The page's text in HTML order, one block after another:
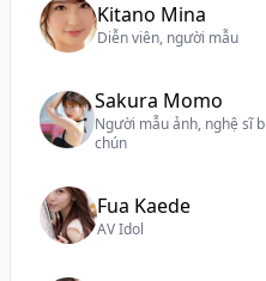
Kitano Mina
Diễn viên, người mẫu
Sakura Momo
Người mẫu ảnh, nghệ sĩ
chún
Fua Kaede
AV Idol